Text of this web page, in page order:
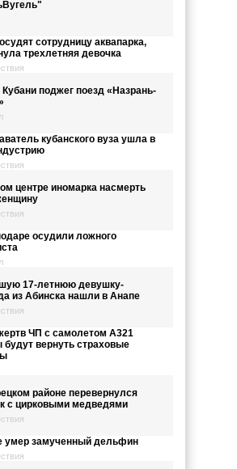
сотрудницу аквапарка,
трехлетняя девочка
поджег поезд «Назрань-
кубанского вуза ушла в
центре иномарка насмерть
осудили ложного
17-летнюю девушку-
из Абинска нашли в Анапе
ЧП с самолетом А321
вернуть страховые
районе перевернулся
с цирковыми медведями
умер замученный дельфин